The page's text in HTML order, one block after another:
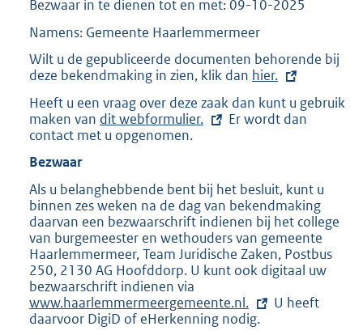
Bezwaar in te dienen tot en met: 09-10-2025
Namens: Gemeente Haarlemmermeer
Wilt u de gepubliceerde documenten behorende bij
deze bekendmaking in zien, klik dan E
t
e
l
i
n
k
:
hier.
Heeft u een vraag over deze zaak dan kunt u gebruik
maken van E
x
r
n
e
l
i
n
k
:
dit webformulier.
Er wordt dan
contact met u opgenomen.
Bezwaar
Als u belanghebbende bent bij het besluit, kunt u
binnen zes weken na de dag van bekendmaking
daarvan een bezwaarschrift indienen bij het college
van burgemeester en wethouders van gemeente
Haarlemmermeer, Team Juridische Zaken, Postbus
250, 2130 AG Hoofddorp. U kunt ook digitaal uw
bezwaarschrift indienen via
x
t
www.haarlemmermeergemeente.nl.
U heeft
daarvoor DigiD of eHerkenning nodig.